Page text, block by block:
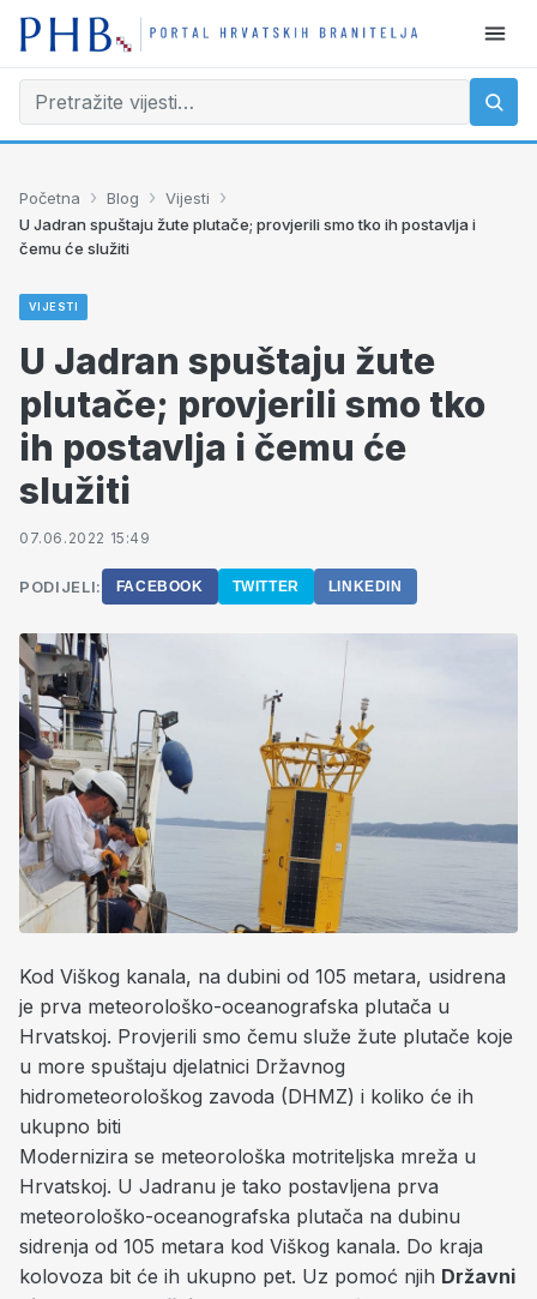
Početna › Blog › Vijesti ›
U Jadran spuštaju žute plutače; provjerili smo tko ih postavlja i
čemu će služiti
VIJESTI
U Jadran spuštaju žute
plutače; provjerili smo tko
ih postavlja i čemu će
služiti
07.06.2022 15:49
PODIJELI: FACEBOOK TWITTER LINKEDIN
Kod Viškog kanala, na dubini od 105 metara, usidrena
je prva meteorološko-oceanografska plutača u
Hrvatskoj. Provjerili smo čemu služe žute plutače koje
u more spuštaju djelatnici Državnog
hidrometeorološkog zavoda (DHMZ) i koliko će ih
ukupno biti
Modernizira se meteorološka motriteljska mreža u
Hrvatskoj. U Jadranu je tako postavljena prva
meteorološko-oceanografska plutača na dubinu
sidrenja od 105 metara kod Viškog kanala. Do kraja
kolovoza bit će ih ukupno pet. Uz pomoć njih Državni